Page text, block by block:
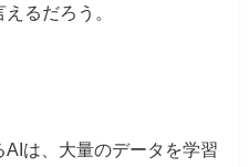
るだろう。
は、大量のデータを学習